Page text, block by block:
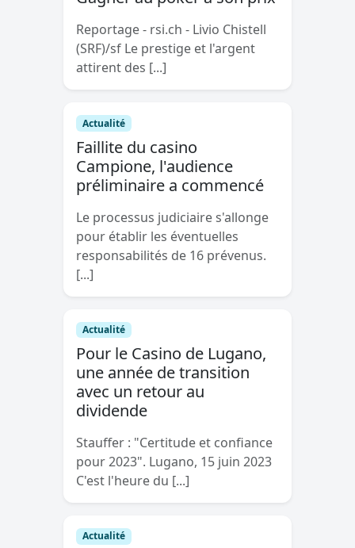
Reportage - rsi.ch - Livio Chistell
(SRF)/sf Le prestige et l'argent
attirent des [...]
Actualité
Faillite du casino
Campione, l'audience
préliminaire a commencé
Le processus judiciaire s'allonge
pour établir les éventuelles
responsabilités de 16 prévenus.
[...]
Actualité
Pour le Casino de Lugano,
une année de transition
avec un retour au
dividende
Stauffer : "Certitude et confiance
pour 2023". Lugano, 15 juin 2023
C'est l'heure du [...]
Actualité